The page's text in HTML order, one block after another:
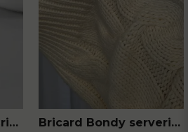
Bricard Barles serveringsset vit 25-delar Bricard Bondy serveringsset 25-delar